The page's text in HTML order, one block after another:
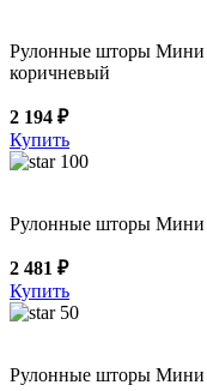
Рулонные шторы
коричневый
2 194 ₽
Купить
100
Рулонные шторы
2 481 ₽
Купить
50
Рулонные шторы Мини